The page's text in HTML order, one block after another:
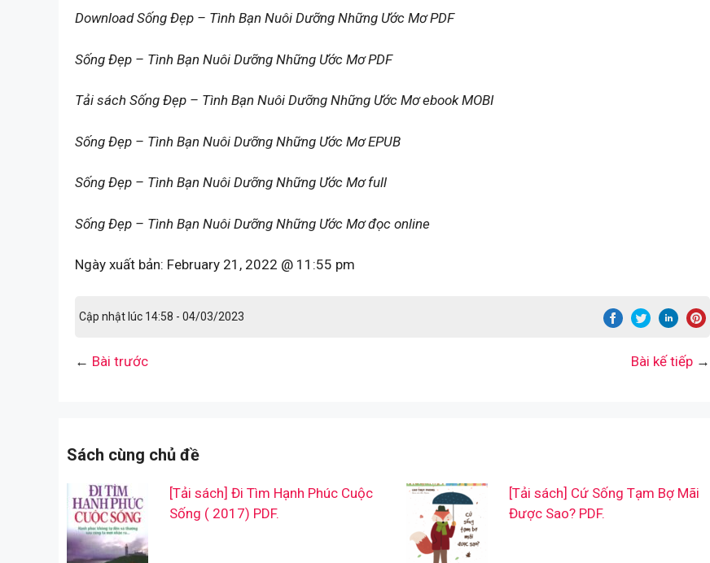
Download Sống Đẹp – Tình Bạn Nuôi Dưỡng Những Ước Mơ PDF
Sống Đẹp – Tình Bạn Nuôi Dưỡng Những Ước Mơ PDF
Tải sách Sống Đẹp – Tình Bạn Nuôi Dưỡng Những Ước Mơ ebook MOBI
Sống Đẹp – Tình Bạn Nuôi Dưỡng Những Ước Mơ EPUB
Sống Đẹp – Tình Bạn Nuôi Dưỡng Những Ước Mơ full
Sống Đẹp – Tình Bạn Nuôi Dưỡng Những Ước Mơ đọc online
Ngày xuất bản: February 21, 2022 @ 11:55 pm
Cập nhật lúc 14:58 - 04/03/2023
← Bài trước Bài kế tiếp →
Sách cùng chủ đề
[Tải sách] Đi Tìm Hạnh Phúc Cuộc
Sống ( 2017) PDF.
[Tải sách] Cứ Sống Tạm Bợ Mãi
Được Sao? PDF.